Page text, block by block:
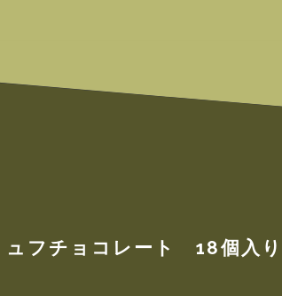
ュフチョコレート 18個入